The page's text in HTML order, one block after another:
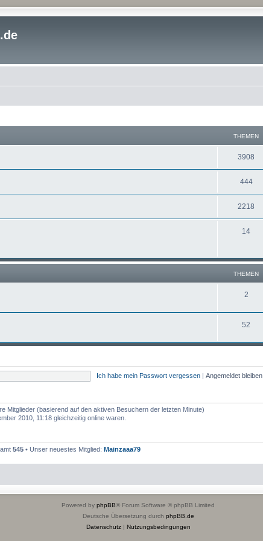
THEMEN
3908
444
2218
14
THEMEN
2
52
Ich habe mein Passwort vergessen | Angemeldet bleiben
Mitglieder (basierend auf den aktiven Besuchern der letzten Minute)
2010, 11:18 gleichzeitig online waren.
545 • Unser neuestes Mitglied: Mainzaaa79
Powered by phpBB® Forum Software © phpBB Limited
Deutsche Übersetzung durch phpBB.de
Datenschutz| Nutzungsbedingungen